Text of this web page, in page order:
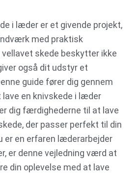
i læder er et givende projekt,
med praktisk
vellavet skede beskytter ikke
også dit udstyr et
guide fører dig gennem
en knivskede i læder
dig færdighederne til at lave
der passer perfekt til din
er en erfaren læderarbejder
er denne vejledning værd at
din oplevelse med at lave